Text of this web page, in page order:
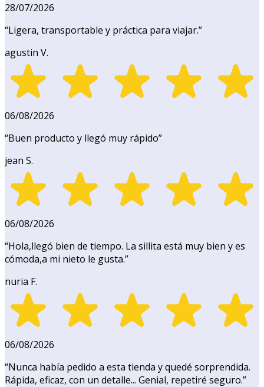
28/07/2026
“Ligera, transportable y práctica para viajar.”
agustin V.
06/08/2026
“Buen producto y llegó muy rápido”
jean S.
06/08/2026
“Hola,llegó bien de tiempo. La sillita está muy bien y es
cómoda,a mi nieto le gusta.”
nuria F.
06/08/2026
“Nunca había pedido a esta tienda y quedé sorprendida.
Rápida, eficaz, con un detalle... Genial, repetiré seguro.”